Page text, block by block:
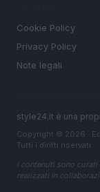
Cookie Policy
Privacy Policy
Note legali
style24.it è una
Copyright © 2026 ·
Tutti i diritti riservati
I contenuti sono
realizzati in